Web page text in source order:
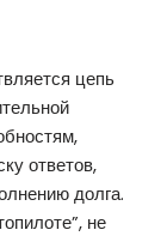
цепь
ответов,
долга.
не